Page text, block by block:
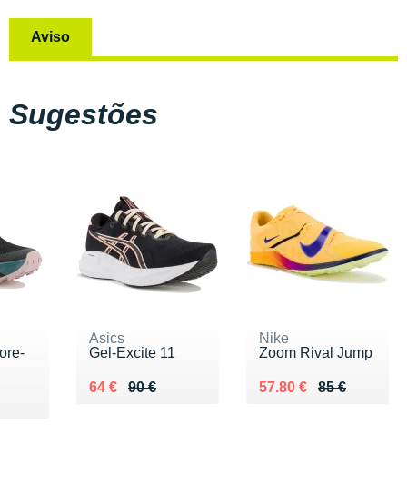
Aviso
Sugestões
Asics
Gel-Excite 11
90 €
Au lieu de 90 €
64 €
Vendu 64 €
Nike
Zoom Rival Jump
85 €
Au lieu de 85 €
57.80 €
Vendu 57.80 €